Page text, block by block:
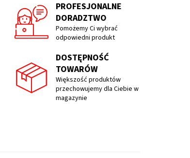
PROFESJONALNE
DORADZTWO
Pomożemy Ci wybrać
odpowiedni produkt
DOSTĘPNOŚĆ
TOWARÓW
Większość produktów
przechowujemy dla Ciebie w
magazynie